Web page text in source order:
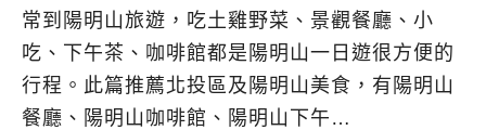
常到陽明山旅遊，吃土雞野菜、景觀餐廳、小
吃、下午茶、咖啡館都是陽明山一日遊很方便的
行程。此篇推薦北投區及陽明山美食，有陽明山
餐廳、陽明山咖啡館、陽明山下午…